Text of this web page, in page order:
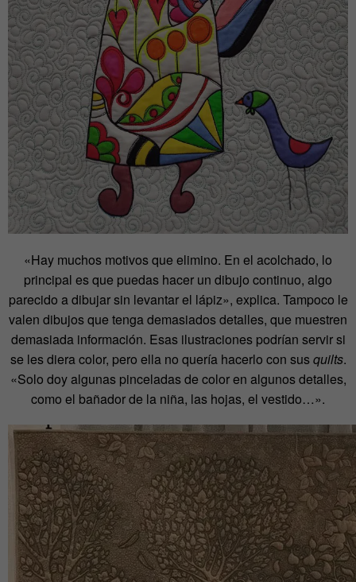
«Hay muchos motivos que elimino. En el acolchado, lo
principal es que puedas hacer un dibujo continuo, algo
parecido a dibujar sin levantar el lápiz», explica. Tampoco le
valen dibujos que tenga demasiados detalles, que muestren
demasiada información. Esas ilustraciones podrían servir si
se les diera color, pero ella no quería hacerlo con susquilts.
«Solo doy algunas pinceladas de color en algunos detalles,
como el bañador de la niña, las hojas, el vestido…».